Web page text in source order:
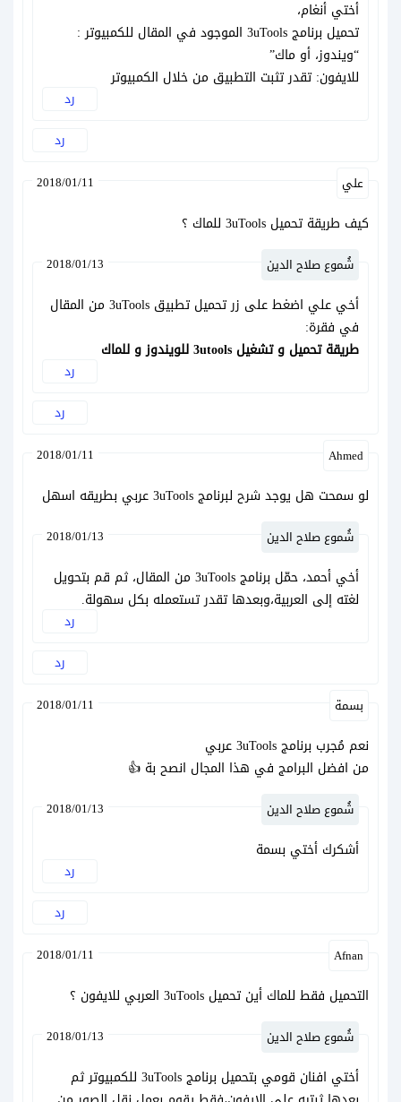
رد
أختي أنغام،
تحميل برنامج 3uTools الموجود في المقال للكمبيوتر :
“ويندوز، أو ماك”
للايفون: تقدر تثبت التطبيق من خلال الكمبيوتر
رد
علي 2018/01/11
كيف طريقة تحميل 3uTools للماك ؟
رد
شُموع صلاح الدين 2018/01/13
أخي علي اضغط على زر تحميل تطبيق 3uTools من المقال
في فقرة:
طريقة تحميل و تشغيل 3utools للويندوز و للماك
رد
Ahmed
2018/01/11
لو سمحت هل يوجد شرح لبرنامج 3uTools عربي بطريقه اسهل
رد
شُموع صلاح الدين 2018/01/13
أخي أحمد، حمّل برنامج 3uTools من المقال، ثم قم بتحويل
لغته إلى العربية،وبعدها تقدر تستعمله بكل سهولة.
رد
بسمة 2018/01/11
نعم مُجرب برنامج 3uTools عربي
من افضل البرامج في هذا المجال انصح بة 👍
رد
شُموع صلاح الدين 2018/01/13
أشكرك أختي بسمة
رد
Afnan
2018/01/11
التحميل فقط للماك أين تحميل 3uTools العربي للايفون ؟
شُموع صلاح الدين 2018/01/13
أختي افنان قومي بتحميل برنامج 3uTools للكمبيوتر ثم